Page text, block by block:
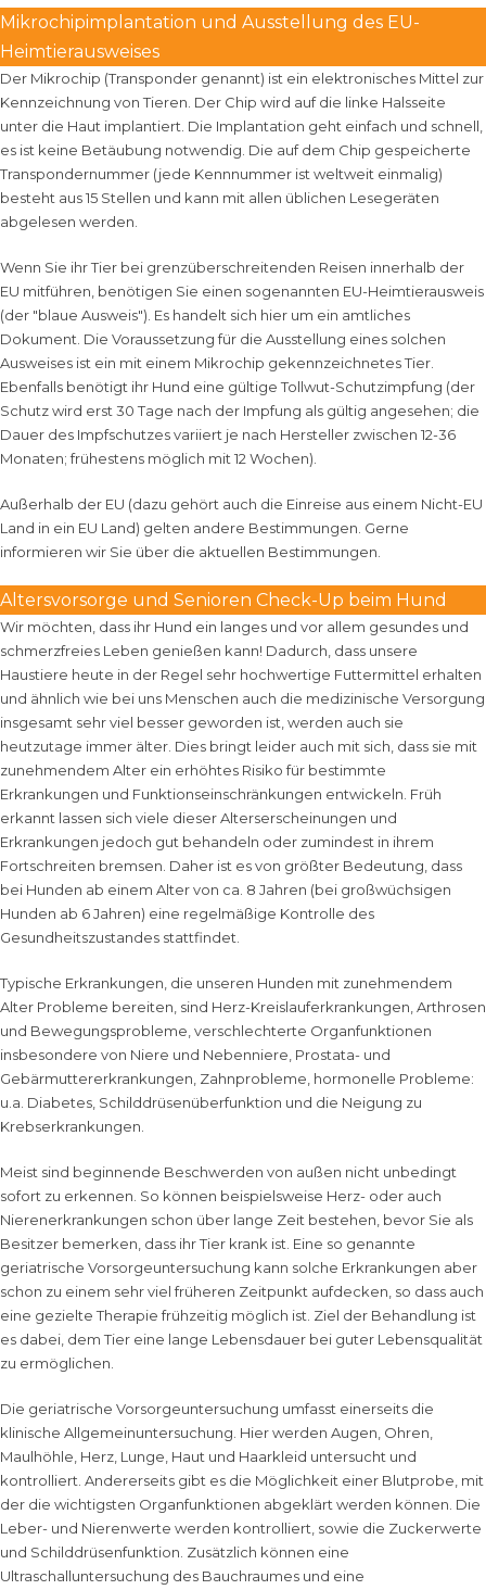
Mikrochipimplantation und Ausstellung des EU-
Heimtierausweises
Der Mikrochip (Transponder genannt) ist ein elektronisches Mittel zur
Kennzeichnung von Tieren. Der Chip wird auf die linke Halsseite
unter die Haut implantiert. Die Implantation geht einfach und schnell,
es ist keine Betäubung notwendig. Die auf dem Chip gespeicherte
Transpondernummer (jede Kennnummer ist weltweit einmalig)
besteht aus 15 Stellen und kann mit allen üblichen Lesegeräten
abgelesen werden.
Wenn Sie ihr Tier bei grenzüberschreitenden Reisen innerhalb der
EU mitführen, benötigen Sie einen sogenannten EU-Heimtierausweis
(der "blaue Ausweis"). Es handelt sich hier um ein amtliches
Dokument. Die Voraussetzung für die Ausstellung eines solchen
Ausweises ist ein mit einem Mikrochip gekennzeichnetes Tier.
Ebenfalls benötigt ihr Hund eine gültige Tollwut-Schutzimpfung (der
Schutz wird erst 30 Tage nach der Impfung als gültig angesehen; die
Dauer des Impfschutzes variiert je nach Hersteller zwischen 12-36
Monaten; frühestens möglich mit 12 Wochen).
Außerhalb der EU (dazu gehört auch die Einreise aus einem Nicht-EU
Land in ein EU Land) gelten andere Bestimmungen. Gerne
informieren wir Sie über die aktuellen Bestimmungen.
Altersvorsorge und Senioren Check-Up beim Hund
Wir möchten, dass ihr Hund ein langes und vor allem gesundes und
schmerzfreies Leben genießen kann! Dadurch, dass unsere
Haustiere heute in der Regel sehr hochwertige Futtermittel erhalten
und ähnlich wie bei uns Menschen auch die medizinische Versorgung
insgesamt sehr viel besser geworden ist, werden auch sie
heutzutage immer älter. Dies bringt leider auch mit sich, dass sie mit
zunehmendem Alter ein erhöhtes Risiko für bestimmte
Erkrankungen und Funktionseinschränkungen entwickeln. Früh
erkannt lassen sich viele dieser Alterserscheinungen und
Erkrankungen jedoch gut behandeln oder zumindest in ihrem
Fortschreiten bremsen. Daher ist es von größter Bedeutung, dass
bei Hunden ab einem Alter von ca. 8 Jahren (bei großwüchsigen
Hunden ab 6 Jahren) eine regelmäßige Kontrolle des
Gesundheitszustandes stattfindet.
Typische Erkrankungen, die unseren Hunden mit zunehmendem
Alter Probleme bereiten, sind Herz-Kreislauferkrankungen, Arthrosen
und Bewegungsprobleme, verschlechterte Organfunktionen
insbesondere von Niere und Nebenniere, Prostata- und
Gebärmuttererkrankungen, Zahnprobleme, hormonelle Probleme:
u.a. Diabetes, Schilddrüsenüberfunktion und die Neigung zu
Krebserkrankungen.
Meist sind beginnende Beschwerden von außen nicht unbedingt
sofort zu erkennen. So können beispielsweise Herz- oder auch
Nierenerkrankungen schon über lange Zeit bestehen, bevor Sie als
Besitzer bemerken, dass ihr Tier krank ist. Eine so genannte
geriatrische Vorsorgeuntersuchung kann solche Erkrankungen aber
schon zu einem sehr viel früheren Zeitpunkt aufdecken, so dass auch
eine gezielte Therapie frühzeitig möglich ist. Ziel der Behandlung ist
es dabei, dem Tier eine lange Lebensdauer bei guter Lebensqualität
zu ermöglichen.
Die geriatrische Vorsorgeuntersuchung umfasst einerseits die
klinische Allgemeinuntersuchung. Hier werden Augen, Ohren,
Maulhöhle, Herz, Lunge, Haut und Haarkleid untersucht und
kontrolliert. Andererseits gibt es die Möglichkeit einer Blutprobe, mit
der die wichtigsten Organfunktionen abgeklärt werden können. Die
Leber- und Nierenwerte werden kontrolliert, sowie die Zuckerwerte
und Schilddrüsenfunktion. Zusätzlich können eine
Ultraschalluntersuchung des Bauchraumes und eine